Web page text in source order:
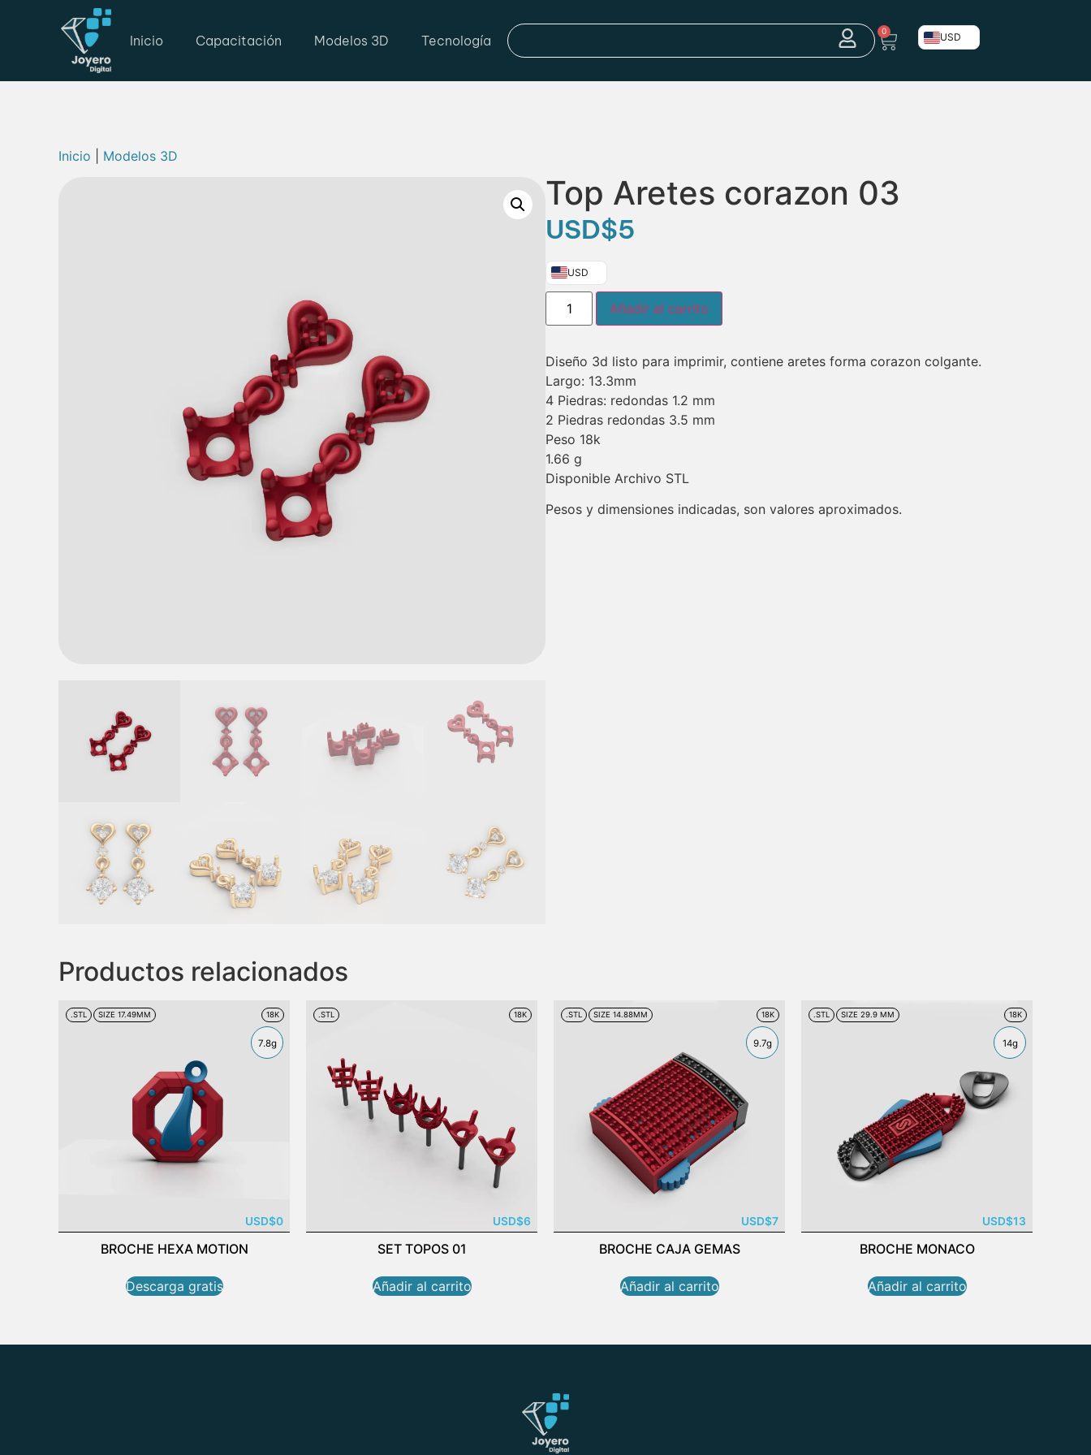
Inicio Capacitación Modelos 3D Tecnología
0
USD
Inicio Modelos 3D
Top Aretes corazon 03
USD$5
USD
Añadir al carrito
Diseño 3d listo para imprimir, contiene aretes forma corazon colgante.
Largo: 13.3mm
4 Piedras: redondas 1.2 mm
2 Piedras redondas 3.5 mm
Peso 18k
1.66 g
Disponible Archivo STL
Pesos y dimensiones indicadas, son valores aproximados.
Productos relacionados
.STL SIZE 17.49MM 18K
7.8g
USD$0
BROCHE HEXA MOTION
Descarga gratis
.STL 18K
USD$6
SET TOPOS 01
Añadir al carrito
.STL SIZE 14.88MM 18K
9.7g
USD$7
BROCHE CAJA GEMAS
Añadir al carrito
.STL SIZE 29.9 MM 18K
14g
USD$13
BROCHE MONACO
Añadir al carrito